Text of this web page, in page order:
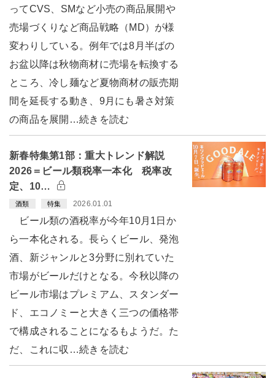
ってCVS、SMなど小売の商品展開や
売場づくりなど商品戦略（MD）が様
変わりしている。例年では8月半ばの
お盆以降は秋物商材に売場を転換する
ところ、冷し麺など夏物商材の販売期
間を延長する動き、9月にも暑さ対策
の商品を展開…続きを読む
新春特集第1部：重大トレンド解説
2026＝ビール類税率一本化 税率改
定、10…
酒類 特集 2026.01.01
ビール類の酒税率が今年10月1日か
ら一本化される。長らくビール、発泡
酒、新ジャンルと3分野に別れていた
市場がビールだけとなる。今秋以降の
ビール市場はプレミアム、スタンダー
ド、エコノミーと大きく三つの価格帯
で構成されることになるもようだ。た
だ、これに収…続きを読む